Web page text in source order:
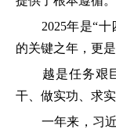
2025年是“十
的关键之年，更
越是任务艰巨
干、做实功、求实
一年来，习近